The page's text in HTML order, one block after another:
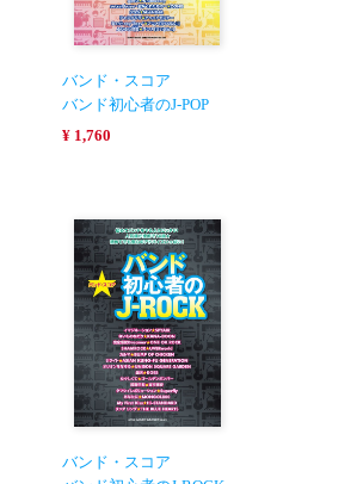
バンド・スコア
バンド初心者のJ-POP
¥ 1,760
バンド・スコア